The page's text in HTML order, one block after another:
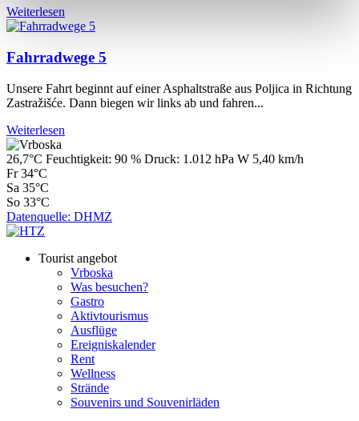
Weiterlesen
Fahrradwege 5
Unsere Fahrt beginnt auf einer Asphaltstraße aus Poljica in Richtung
Zastražišće. Dann biegen wir links ab und fahren...
Weiterlesen
26,7°C Feuchtigkeit: 90 % Druck: 1.012 hPa W 5,40 km/h
Fr 34°C
Sa 35°C
So 33°C
Datenquelle: DHMZ
Tourist angebot
Vrboska
Was besuchen?
Gastro
Aktivtourismus
Ausflüge
Ereigniskalender
Rent
Wellness
Strände
Souvenirs und Souvenirläden